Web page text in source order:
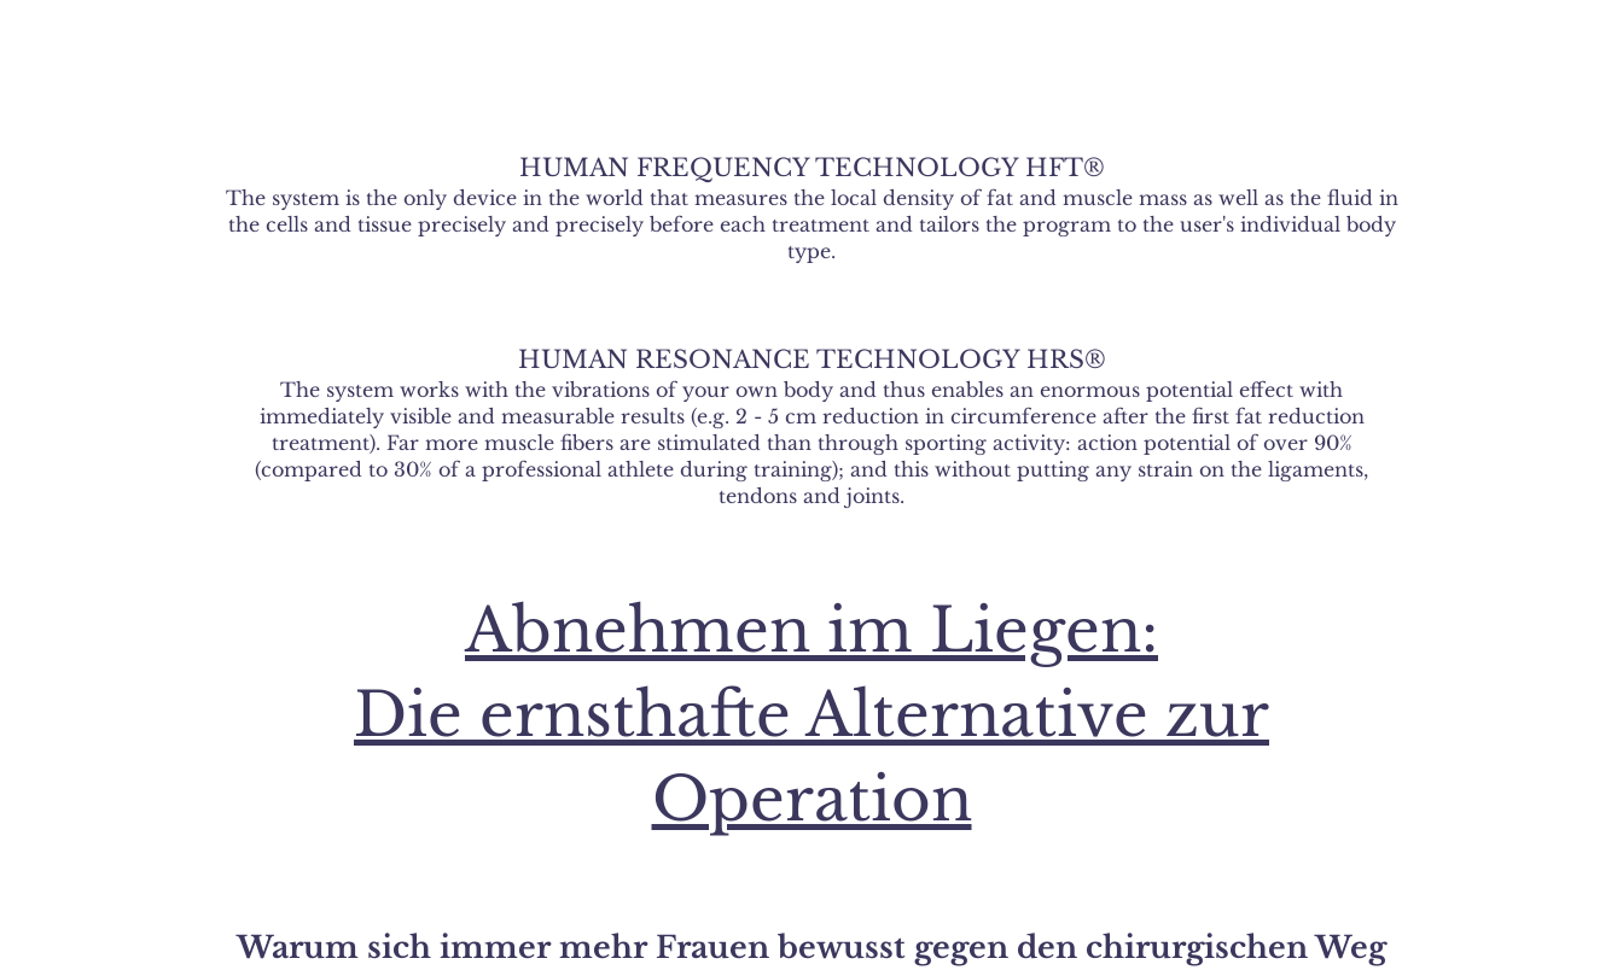
HUMAN FREQUENCY TECHNOLOGY HFT®
The system is the only device in the world that measures the local density of fat and muscle mass as well as the fluid in
the cells and tissue precisely and precisely before each treatment and tailors the program to the user's individual body
type.
HUMAN RESONANCE TECHNOLOGY HRS®
The system works with the vibrations of your own body and thus enables an enormous potential effect with
immediately visible and measurable results (e.g. 2 - 5 cm reduction in circumference after the first fat reduction
treatment). Far more muscle fibers are stimulated than through sporting activity: action potential of over 90%
(compared to 30% of a professional athlete during training); and this without putting any strain on the ligaments,
tendons and joints.
Abnehmen im Liegen:
Die ernsthafte Alternative zur
Operation
Warum sich immer mehr Frauen bewusst gegen den chirurgischen Weg